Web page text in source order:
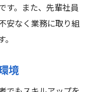
ン術
す。また、先輩社員
安なく業務に取り組
境